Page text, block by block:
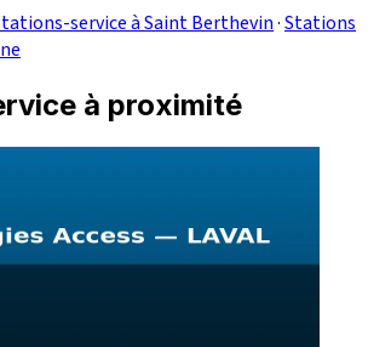
service à Saint Berthevin·Stations
à proximité